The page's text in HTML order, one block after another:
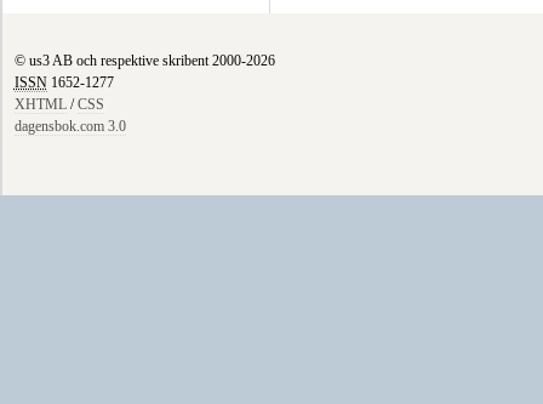
© us3 AB och respektive skribent 2000-2026
ISSN1652-1277
XHTML/CSS
dagensbok.com 3.0